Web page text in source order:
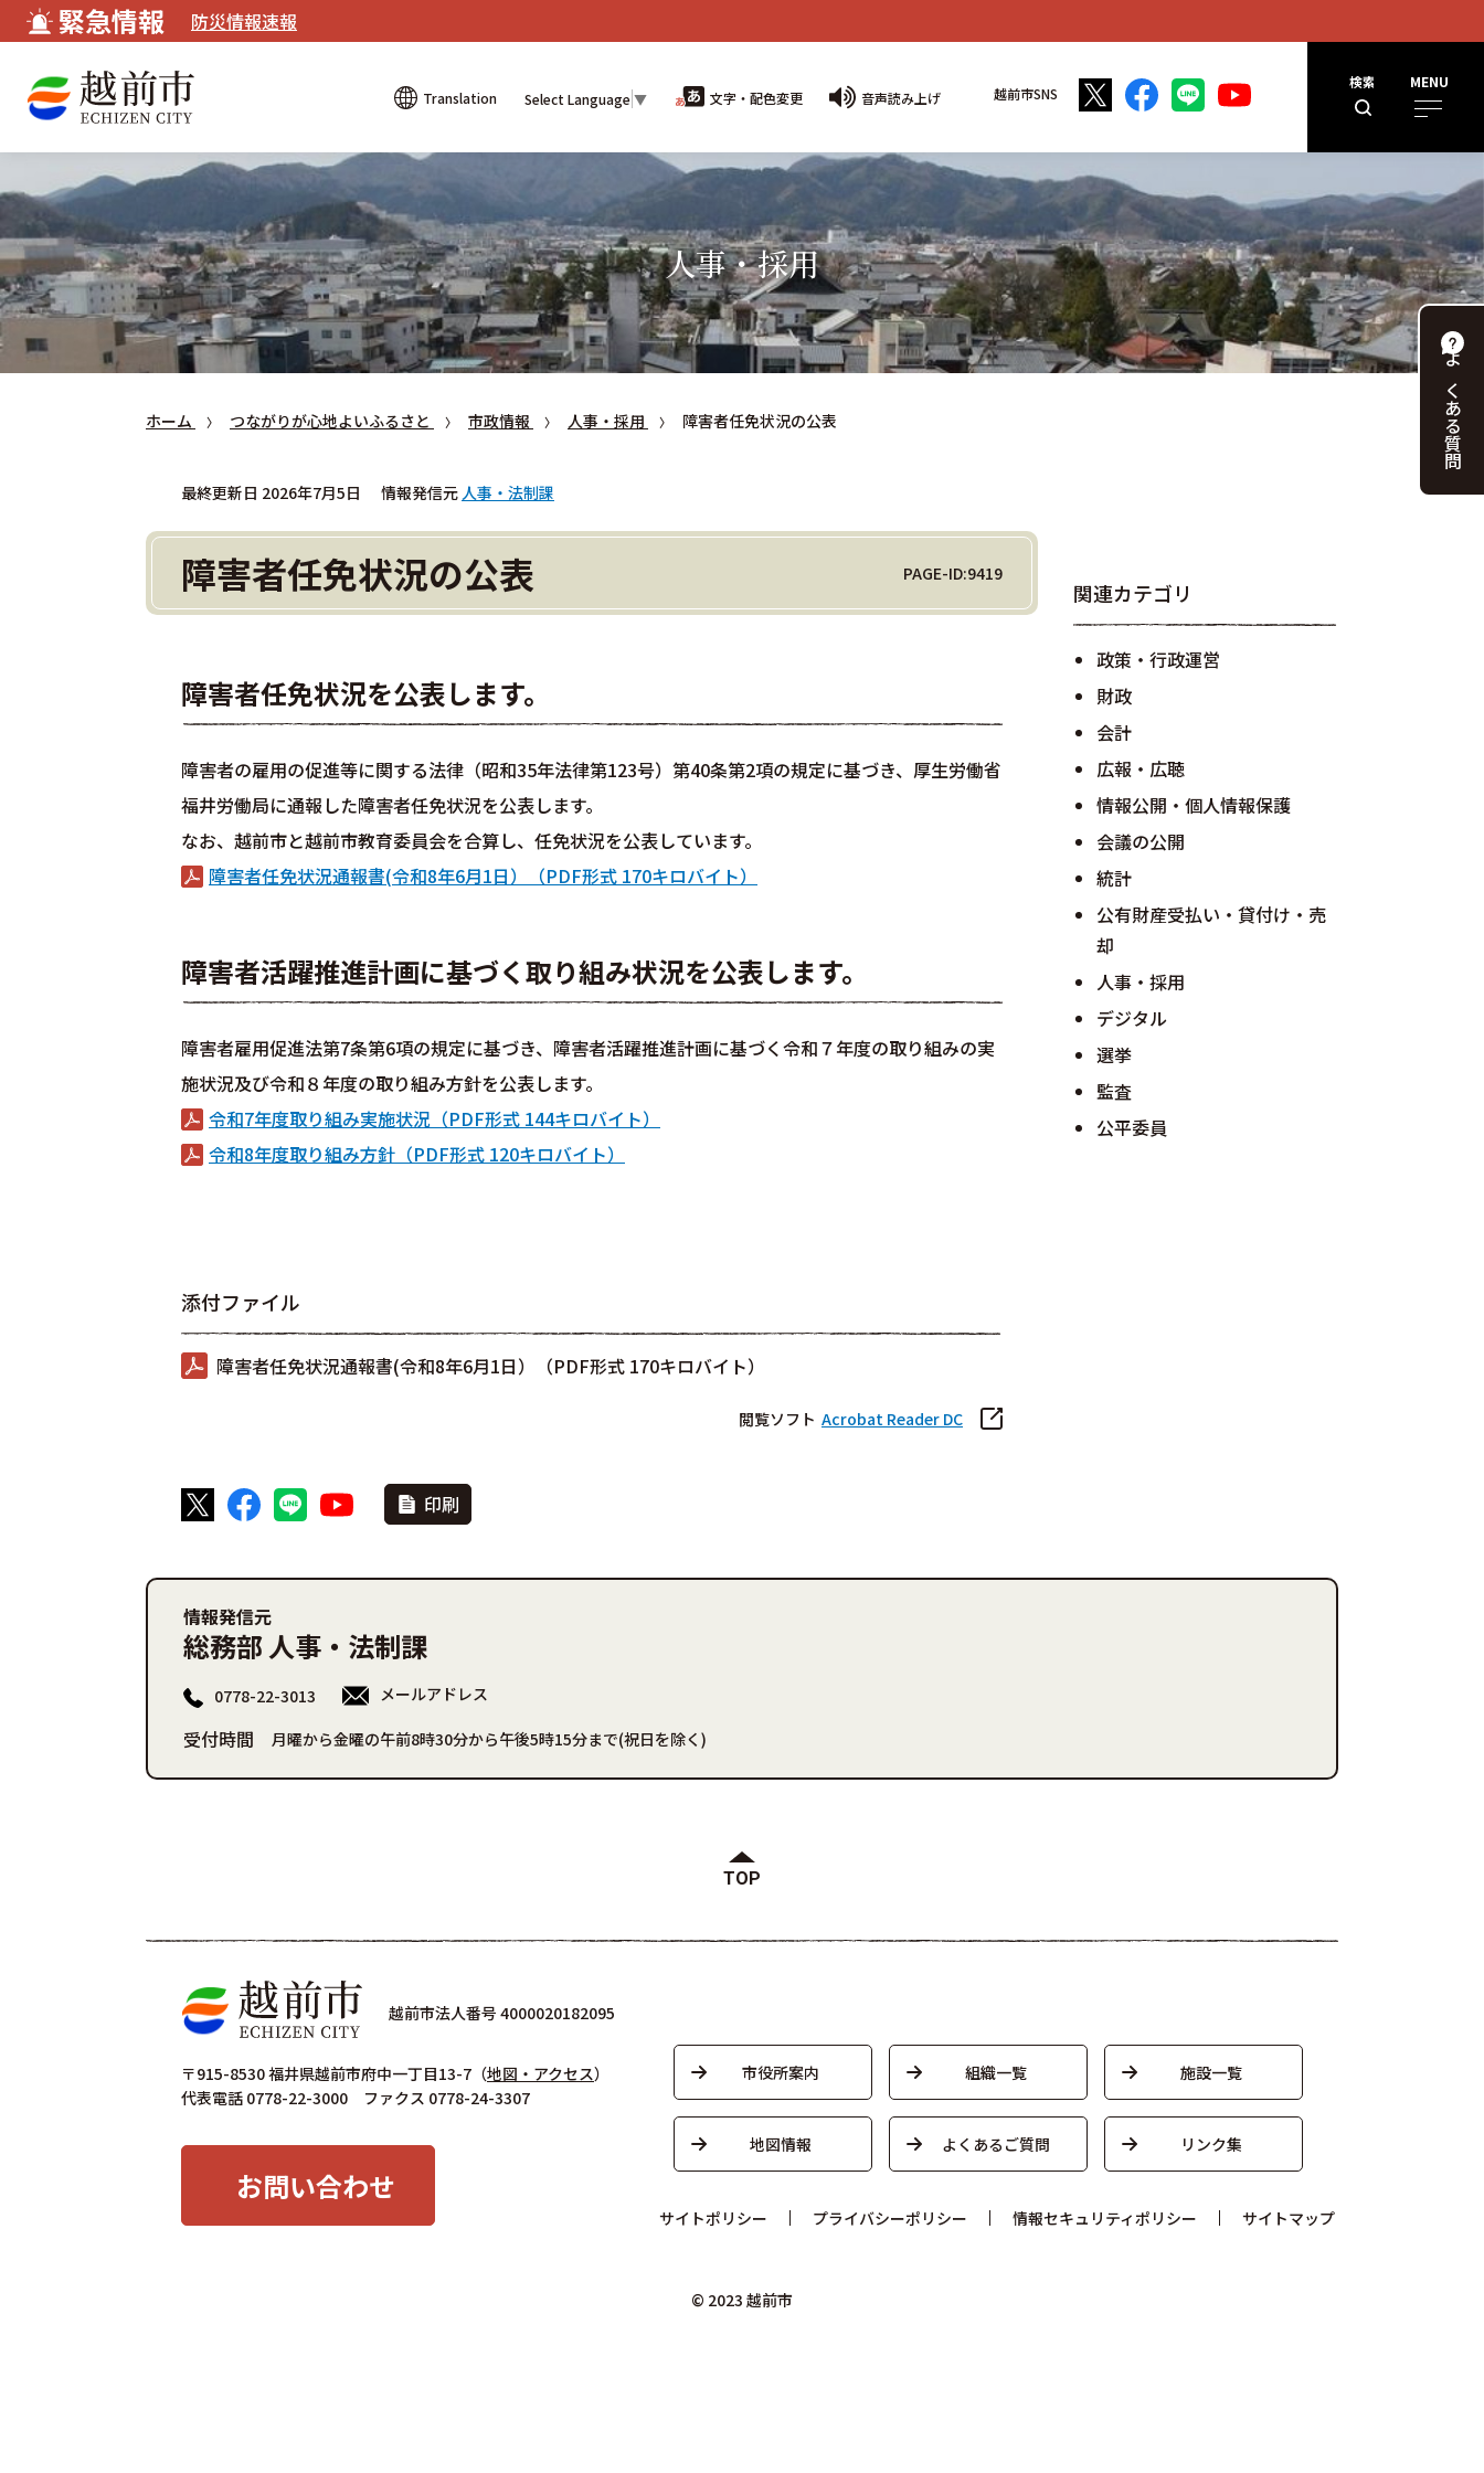
緊急情報 防災情報速報
検索
MENU
Translation
Select Language▼ 文字・配色変更 音声読み上げ 越前市SNS
よくある
質問
人事・採用
ホーム つながりが心地よいふるさと 市政情報 人事・採用 障害者任免状況の公表
最終更新日 2026年7月5日 情報発信元人事・法制課
障害者任免状況の公表 PAGE-ID:9419
障害者任免状況を公表します。
障害者の雇用の促進等に関する法律（昭和35年法律第123号）第40条第2項の規定に基づき、厚生労働省
福井労働局に通報した障害者任免状況を公表します。
なお、越前市と越前市教育委員会を合算し、任免状況を公表しています。
障害者任免状況通報書(令和8年6月1日）（PDF形式 170キロバイト）
障害者活躍推進計画に基づく取り組み状況を公表します。
障害者雇用促進法第7条第6項の規定に基づき、障害者活躍推進計画に基づく令和７年度の取り組みの実
施状況及び令和８年度の取り組み方針を公表します。
令和7年度取り組み実施状況（PDF形式 144キロバイト）
令和8年度取り組み方針（PDF形式 120キロバイト）
添付ファイル
障害者任免状況通報書(令和8年6月1日）（PDF形式 170キロバイト）
閲覧ソフト Acrobat Reader DC
印刷
関連カテゴリ
政策・行政運営
財政
会計
広報・広聴
情報公開・個人情報保護
会議の公開
統計
公有財産受払い・貸付け・売
却
人事・採用
デジタル
選挙
監査
公平委員
情報発信元
総務部 人事・法制課
0778-22-3013 メールアドレス
受付時間 月曜から金曜の午前8時30分から午後5時15分まで(祝日を除く)
TOP
越前市法人番号 4000020182095
〒915-8530 福井県越前市府中一丁目13-7 （地図・アクセス）
代表電話 0778-22-3000 ファクス 0778-24-3307
お問い合わせ
市役所案内 組織一覧 施設一覧
地図情報 よくあるご質問 リンク集
サイトポリシー プライバシーポリシー 情報セキュリティポリシー サイトマップ
© 2023 越前市